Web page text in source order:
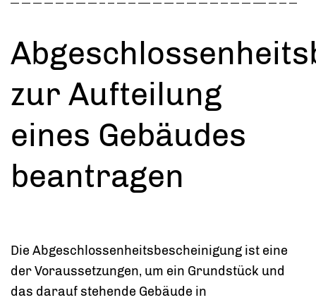
zur Aufteilung
eines Gebäudes
beantragen
Die Abgeschlossenheitsbescheinigung ist eine
der Voraussetzungen, um ein Grundstück und
das darauf stehende Gebäude in